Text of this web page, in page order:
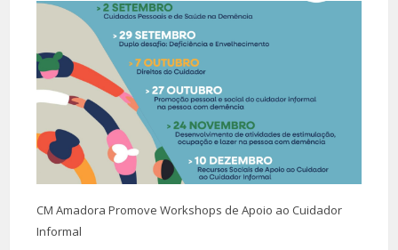
CM Amadora Promove Workshops de Apoio ao Cuidador
Informal